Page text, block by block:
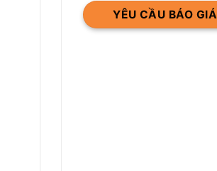
YÊU CẦU BÁO GIÁ